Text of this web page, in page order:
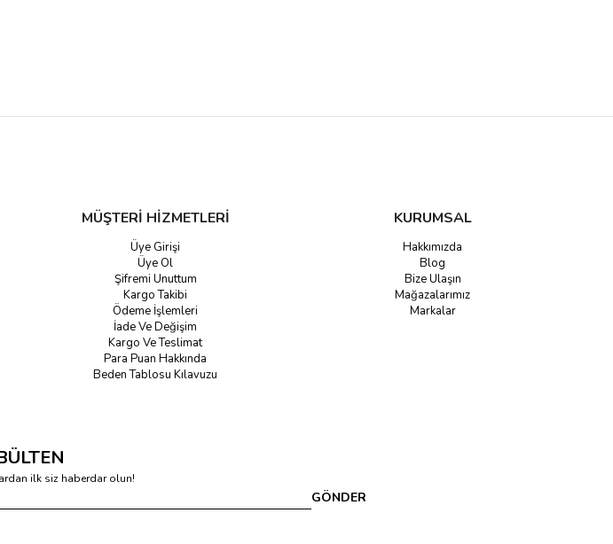
MÜŞTERİ HİZMETLERİ
Üye Girişi
Üye Ol
Şifremi Unuttum
Kargo Takibi
Ödeme İşlemleri
İade Ve Değişim
Kargo Ve Teslimat
Para Puan Hakkında
Beden Tablosu Kılavuzu
KURUMSAL
Hakkımızda
Blog
Bize Ulaşın
Mağazalarımız
Markalar
ilk siz haberdar olun!
GÖNDER